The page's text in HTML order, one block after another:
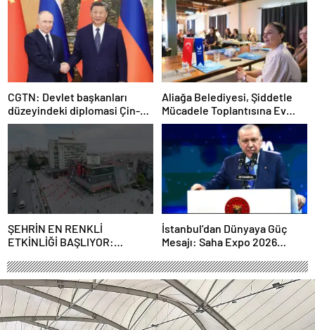
CGTN: Devlet başkanları
düzeyindeki diplomasi Çin-
Rusya arasındaki büyüyen
ortaklığı güçlendiriyor
Aliağa Belediyesi, Şiddetle
Mücadele Toplantısına Ev
Sahipliği Yaptı
ŞEHRİN EN RENKLİ
ETKİNLİĞİ BAŞLIYOR:
FESTİVALİ” HEYECANI
GAZİOSMANPAŞA’DA
YAŞANACAK
İstanbul’dan Dünyaya Güç
Mesajı: Saha Expo 2026